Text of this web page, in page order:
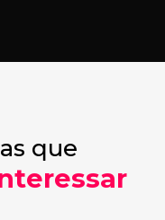
que